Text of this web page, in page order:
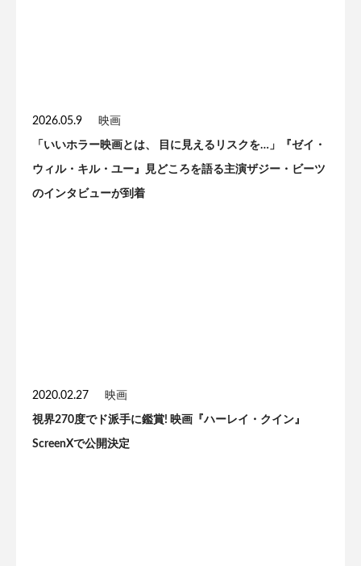
2026.05.9 映画
「いいホラー映画とは、 目に見えるリスクを…」『ゼイ・
ウィル・キル・ユー』見どころを語る主演ザジー・ビーツ
のインタビューが到着
2020.02.27 映画
視界270度でド派手に鑑賞! 映画『ハーレイ・クイン』
ScreenXで公開決定